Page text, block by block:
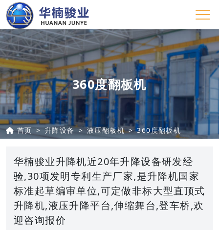
360度翻板机
首页 升降设备 液压翻板机 360度翻板机
华楠骏业升降机近20年升降设备研发经
验,30项发明专利生产厂家,是升降机国家
标准起草编审单位,可定做非标大型直顶式
升降机,液压升降平台,伸缩舞台,登车桥,欢
迎咨询报价